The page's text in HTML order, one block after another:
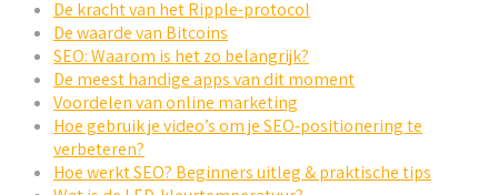
De kracht van het Ripple-protocol
De waarde van Bitcoins
SEO: Waarom is het zo belangrijk?
De meest handige apps van dit moment
Voordelen van online marketing
Hoe gebruik je video’s om je SEO-positionering te
verbeteren?
Hoe werkt SEO? Beginners uitleg & praktische tips